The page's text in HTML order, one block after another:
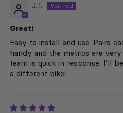
J.T.
Great!
Easy to install and use. Pairs
handy and the metrics are very
team is quick in response. I’ll
a different bike!